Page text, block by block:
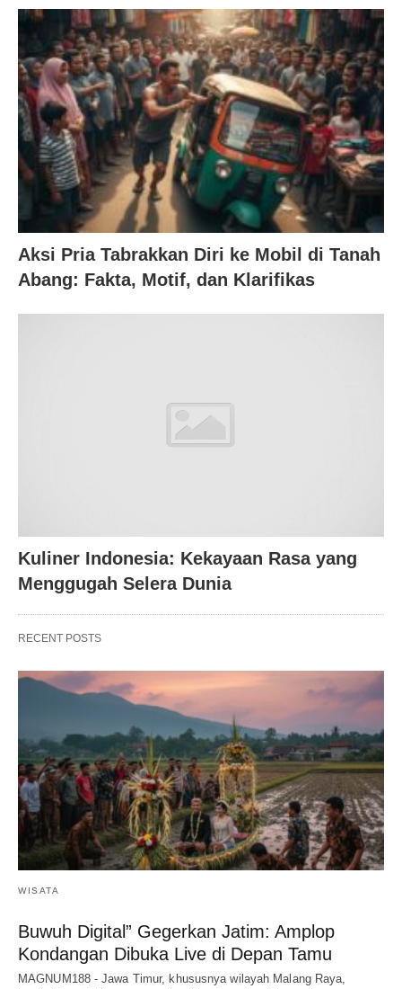
Aksi Pria Tabrakkan Diri ke Mobil di Tanah
Abang: Fakta, Motif, dan Klarifikas
Kuliner Indonesia: Kekayaan Rasa yang
Menggugah Selera Dunia
RECENT POSTS
WISATA
Buwuh Digital” Gegerkan Jatim: Amplop
Kondangan Dibuka Live di Depan Tamu
MAGNUM188 - Jawa Timur, khususnya wilayah Malang Raya,